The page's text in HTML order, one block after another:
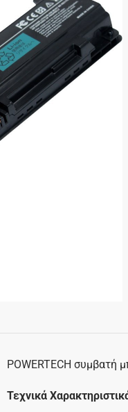
POWERTECH συμβατή
Τεχνικά